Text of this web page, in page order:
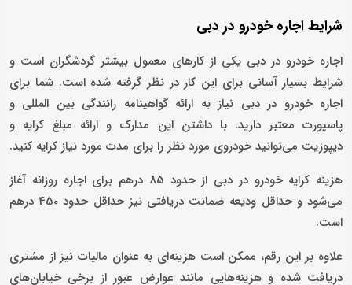
شرایط اجاره خودرو در دبی
اجاره خودرو در دبی یکی از کارهای معمول بیشتر گردشگران است و
شرایط بسیار آسانی برای این کار در نظر گرفته شده است. شما برای
اجاره خودرو در دبی نیاز به ارائه گواهینامه رانندگی بین المللی و
پاسپورت معتبر دارید. با داشتن این مدارک و ارائه مبلغ کرایه و
دیپوزیت می‌توانید خودروی مورد نظر را برای مدت مورد نیاز کرایه کنید.
هزینه کرایه خودرو در دبی از حدود 85 درهم برای اجاره روزانه آغاز
می‌شود و حداقل ودیعه ضمانت دریافتی نیز حداقل حدود 450 درهم
است.
علاوه بر این رقم، ممکن است هزینه‌ای به عنوان مالیات نیز از مشتری
دریافت شده و هزینه‌هایی مانند عوارض عبور از برخی خیابان‌های